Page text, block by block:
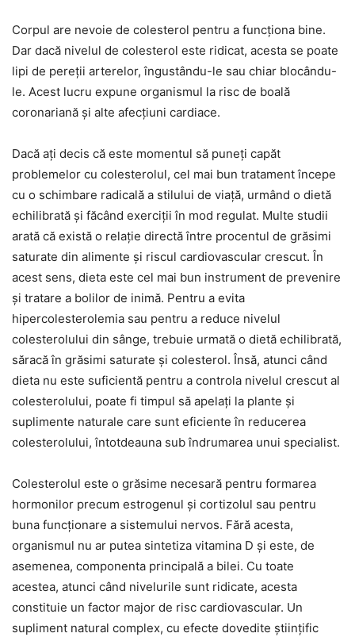
Corpul are nevoie de colesterol pentru a funcționa bine.
Dar dacă nivelul de colesterol este ridicat, acesta se poate
lipi de pereții arterelor, îngustându-le sau chiar blocându-
le. Acest lucru expune organismul la risc de boală
coronariană și alte afecțiuni cardiace.
Dacă ați decis că este momentul să puneți capăt
problemelor cu colesterolul, cel mai bun tratament începe
cu o schimbare radicală a stilului de viață, urmând o dietă
echilibrată și făcând exerciții în mod regulat. Multe studii
arată că există o relație directă între procentul de grăsimi
saturate din alimente și riscul cardiovascular crescut. În
acest sens, dieta este cel mai bun instrument de prevenire
și tratare a bolilor de inimă. Pentru a evita
hipercolesterolemia sau pentru a reduce nivelul
colesterolului din sânge, trebuie urmată o dietă echilibrată,
săracă în grăsimi saturate și colesterol. Însă, atunci când
dieta nu este suficientă pentru a controla nivelul crescut al
colesterolului, poate fi timpul să apelați la plante și
suplimente naturale care sunt eficiente în reducerea
colesterolului, întotdeauna sub îndrumarea unui specialist.
Colesterolul este o grăsime necesară pentru formarea
hormonilor precum estrogenul și cortizolul sau pentru
buna funcționare a sistemului nervos. Fără acesta,
organismul nu ar putea sintetiza vitamina D și este, de
asemenea, componenta principală a bilei. Cu toate
acestea, atunci când nivelurile sunt ridicate, acesta
constituie un factor major de risc cardiovascular. Un
supliment natural complex, cu efecte dovedite științific